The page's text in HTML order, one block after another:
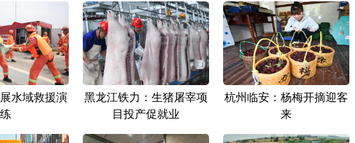
水域救援演
练
黑龙江铁力：生猪屠宰项
目投产促就业
杭州临安：杨梅开摘迎客
来